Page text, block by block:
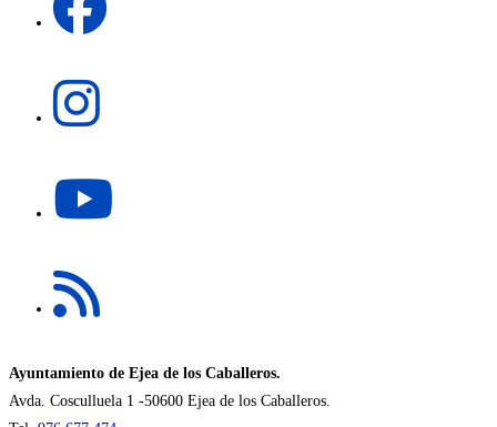
pestaña
abre
nueva
pestaña
en
nueva
pestaña
Ayuntamiento de Ejea de los Caballeros.
Avda. Cosculluela 1 -50600 Ejea de los Caballeros.